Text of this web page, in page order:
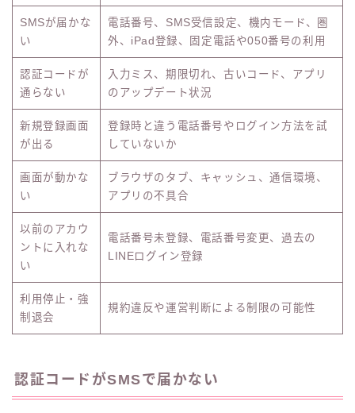
SMSが届かな
い
電話番号、SMS受信設定、機内モード、圏
外、iPad登録、固定電話や050番号の利用
認証コードが
通らない
入力ミス、期限切れ、古いコード、アプリ
のアップデート状況
新規登録画面
が出る
登録時と違う電話番号やログイン方法を試
していないか
画面が動かな
い
ブラウザのタブ、キャッシュ、通信環境、
アプリの不具合
以前のアカウ
ントに入れな
い
電話番号未登録、電話番号変更、過去の
LINEログイン登録
利用停止・強
制退会
規約違反や運営判断による制限の可能性
認証コードがSMSで届かない